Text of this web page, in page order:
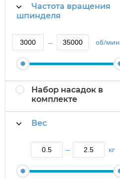
Частота вращения
шпинделя
— об/мин
Набор насадок в
комплекте
Вес
— кг